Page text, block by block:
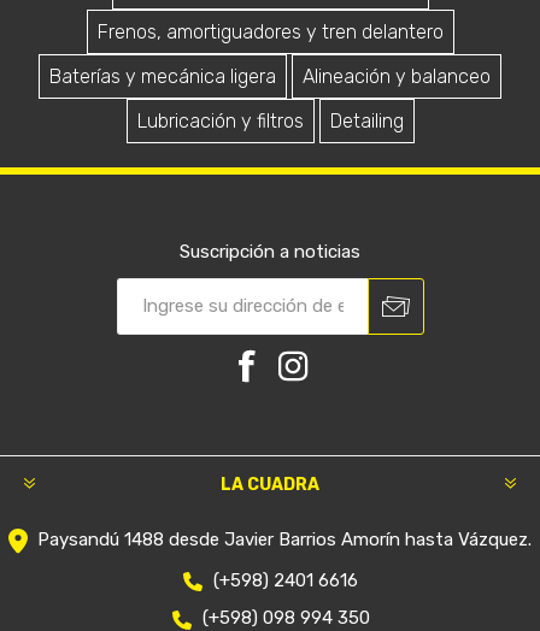
Frenos, amortiguadores y tren delantero
Baterías y mecánica ligera
Alineación y balanceo
Lubricación y filtros
Detailing
Suscripción a noticias
LA CUADRA
Paysandú 1488 desde Javier Barrios Amorín hasta Vázquez.
(+598) 2401 6616
(+598) 098 994 350